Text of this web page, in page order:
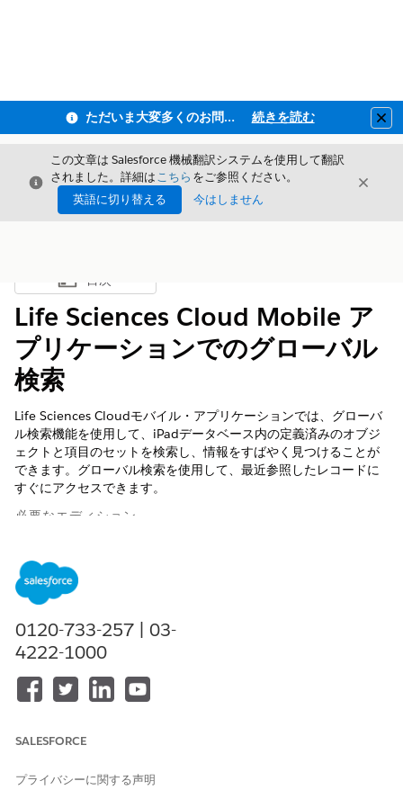
ただいま大変多くのお問い合わせをいただいており、ご連絡までにお時間を頂戴しております 続きを読む
閉じる
この文章は Salesforce 機械翻訳システムを使用して翻訳
されました。詳細はこちら をご参照ください。
英語に切り替える
今はしません
閉じる
目次を表示
目次
Life Sciences Cloud Mobile ア
プリケーションでのグローバル
検索
Life Sciences Cloudモバイル・アプリケーションでは、グローバ
ル検索機能を使用して、iPadデータベース内の定義済みのオブジ
ェクトと項目のセットを検索し、情報をすばやく見つけることが
できます。グローバル検索を使用して、最近参照したレコードに
すぐにアクセスできます。
必要なエディション
使用可能なインターフェース: Lightning Experience
使用可能なエディション: Life Sciences Cloud、Life Sciences
Cloud for Customer Engagementアドオン ライセンス、Life
Sciences Customer Engagement管理パッケージが付属する
EnterpriseEditionおよび
グローバル検索に必要な設定はありません。Life Sciences Cloud
モバイル アプリケーションでは、上部のナビゲーション メニュー
グローバル検索では、各オブジェクトの検索レイアウトで定義さ
クリックすると、レコードページが開きます。これにより、さま
0120-733-257 | 03-
4222-1000
SALESFORCE
プライバシーに関する声明